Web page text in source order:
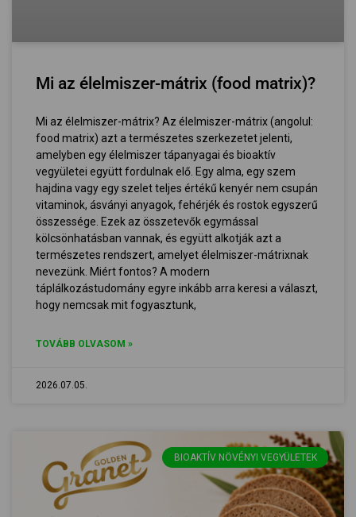
Mi az élelmiszer-mátrix (food matrix)?
Mi az élelmiszer-mátrix? Az élelmiszer-mátrix (angolul:
food matrix) azt a természetes szerkezetet jelenti,
amelyben egy élelmiszer tápanyagai és bioaktív
vegyületei együtt fordulnak elő. Egy alma, egy szem
hajdina vagy egy szelet teljes értékű kenyér nem csupán
vitaminok, ásványi anyagok, fehérjék és rostok egyszerű
összessége. Ezek az összetevők egymással
kölcsönhatásban vannak, és együtt alkotják azt a
természetes rendszert, amelyet élelmiszer-mátrixnak
nevezünk. Miért fontos? A modern
táplálkozástudomány egyre inkább arra keresi a választ,
hogy nemcsak mit fogyasztunk,
TOVÁBB OLVASOM »
2026.07.05.
BIOAKTÍV NÖVÉNYI VEGYÜLETEK